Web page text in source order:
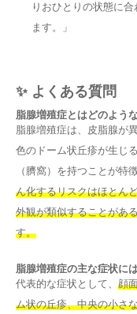
りおひとりの状態に
ます。」
✨ よくある質問
脂腺増殖症とはどのよう
脂腺増殖症は、皮脂腺が
色のドーム状丘疹が生じ
（臍窩）を持つことが特
ん化するリスクはほとん
外観が類似することがあ
す。
脂腺増殖症の主な症状に
代表的な症状として、 顔
ム状の丘疹、中央の小さ